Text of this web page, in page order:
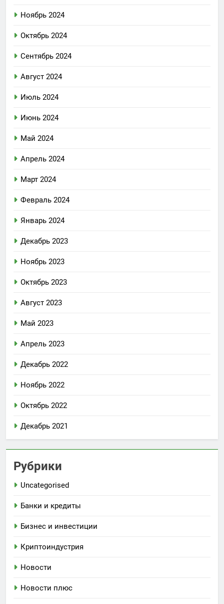
Ноябрь 2024
Октябрь 2024
Сентябрь 2024
Август 2024
Июль 2024
Июнь 2024
Май 2024
Апрель 2024
Март 2024
Февраль 2024
Январь 2024
Декабрь 2023
Ноябрь 2023
Октябрь 2023
Август 2023
Май 2023
Апрель 2023
Декабрь 2022
Ноябрь 2022
Октябрь 2022
Декабрь 2021
Рубрики
Uncategorised
Банки и кредиты
Бизнес и инвестиции
Криптоиндустрия
Новости
Новости плюс